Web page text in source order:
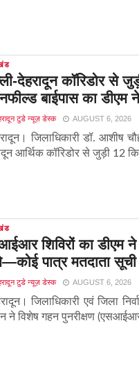
देहरादून कॉरिडोर से
बाईपास का डीएम
टुडे न्यूज़ डेस्क AUGUST 6, 2026
जिलाधिकारी डॉ. आशीष
आर्थिक कॉरिडोर से जुड़ी 12
शिविरों का डीएम ने
पात्र मतदाता
टुडे न्यूज़ डेस्क AUGUST 6, 2026
जिलाधिकारी एवं जिला
ने विशेष गहन पुनरीक्षण